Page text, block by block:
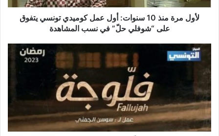
تونسي
يتفوق
حلّ”
نسب
المشاهدة
لأول مرة منذ 10 سنوات: أول عمل كوميدي تونسي يتفوق
على “شوفلي حلّ” في نسب المشاهدة
حلقة
اليوم
من
ستكشف
سرّ
اختفاء
‘رحمة’